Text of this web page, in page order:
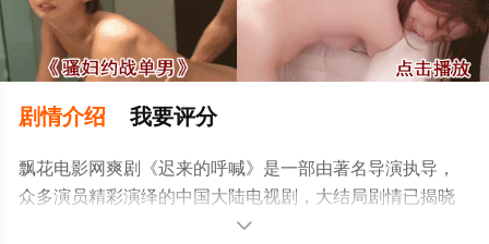
剧情介绍 我要评分
飘花电影网爽剧《迟来的呼喊》是一部由著名导演执导，
众多演员精彩演绎的中国大陆电视剧，大结局剧情已揭晓
（全集完结），手机免费在线观看高清未删减完整版电视
